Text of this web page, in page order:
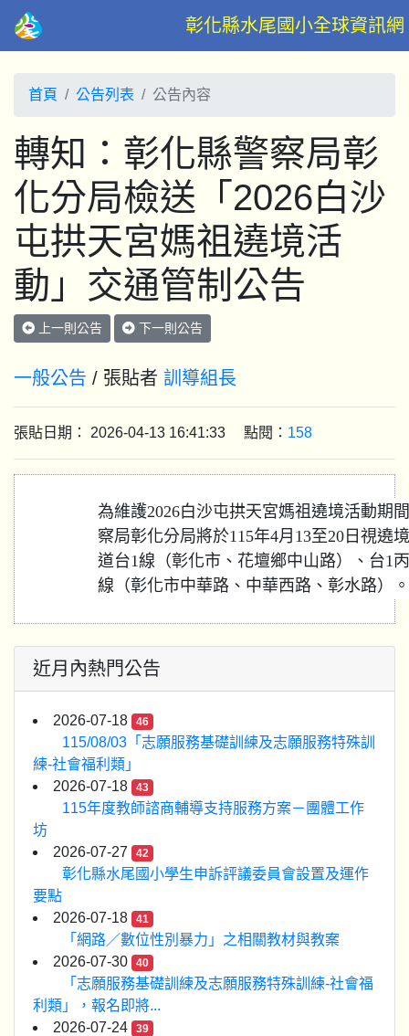
彰化縣水尾國小全球資訊網
首頁 公告列表 公告內容
轉知：彰化縣警察局彰
化分局檢送「2026白沙
屯拱天宮媽祖遶境活
動」交通管制公告
上一則公告 下一則公告
一般公告 / 張貼者 訓導組長
張貼日期： 2026-04-13 16:41:33 點閱： 158
為維護2026白沙屯拱天宮媽祖遶境活動期
察局彰化分局將於115年4月13至20日視遶
道台1線（彰化市、花壇鄉中山路）、台1
線（彰化市中華路、中華西路、彰水路）。
近月內熱門公告
2026-07-18 46
115/08/03「志願服務基礎訓練及志願服務特殊訓
練-社會福利類」
2026-07-18
43
115年度教師諮商輔導支持服務方案－團體工作
坊
2026-07-27
42
彰化縣水尾國小學生申訴評議委員會設置及運作
要點
2026-07-18
41
「網路／數位性別暴力」之相關教材與教案
2026-07-30
40
「志願服務基礎訓練及志願服務特殊訓練-社會福
利類」，報名即將...
2026-07-24
39